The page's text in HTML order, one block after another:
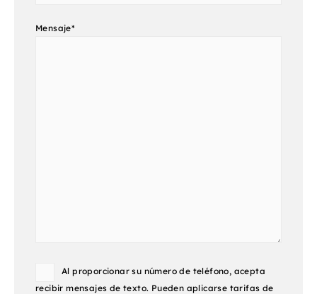
Mensaje*
ConsentAl proporcionar su número de teléfono, acepta
recibir mensajes de texto. Pueden aplicarse tarifas de